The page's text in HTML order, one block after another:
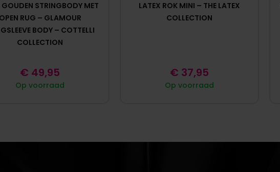
GOUDEN STRINGBODY MET
RUG – GLAMOUR
BODY – COTTELLI
COLLECTION
Op voorraad
€ 49,95
LATEX ROK MINI – THE LATEX
COLLECTION
Op voorraad
€ 37,95